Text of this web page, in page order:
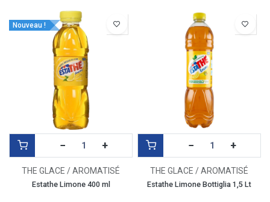
Nouveau !
− +
THE GLACE / AROMATISÉ
Estathe Limone 400 ml
− +
THE GLACE / AROMATISÉ
Estathe Limone Bottiglia 1,5 Lt